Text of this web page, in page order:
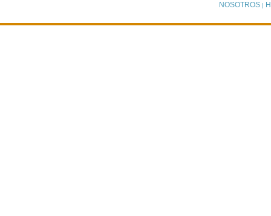
NOSOTROS |